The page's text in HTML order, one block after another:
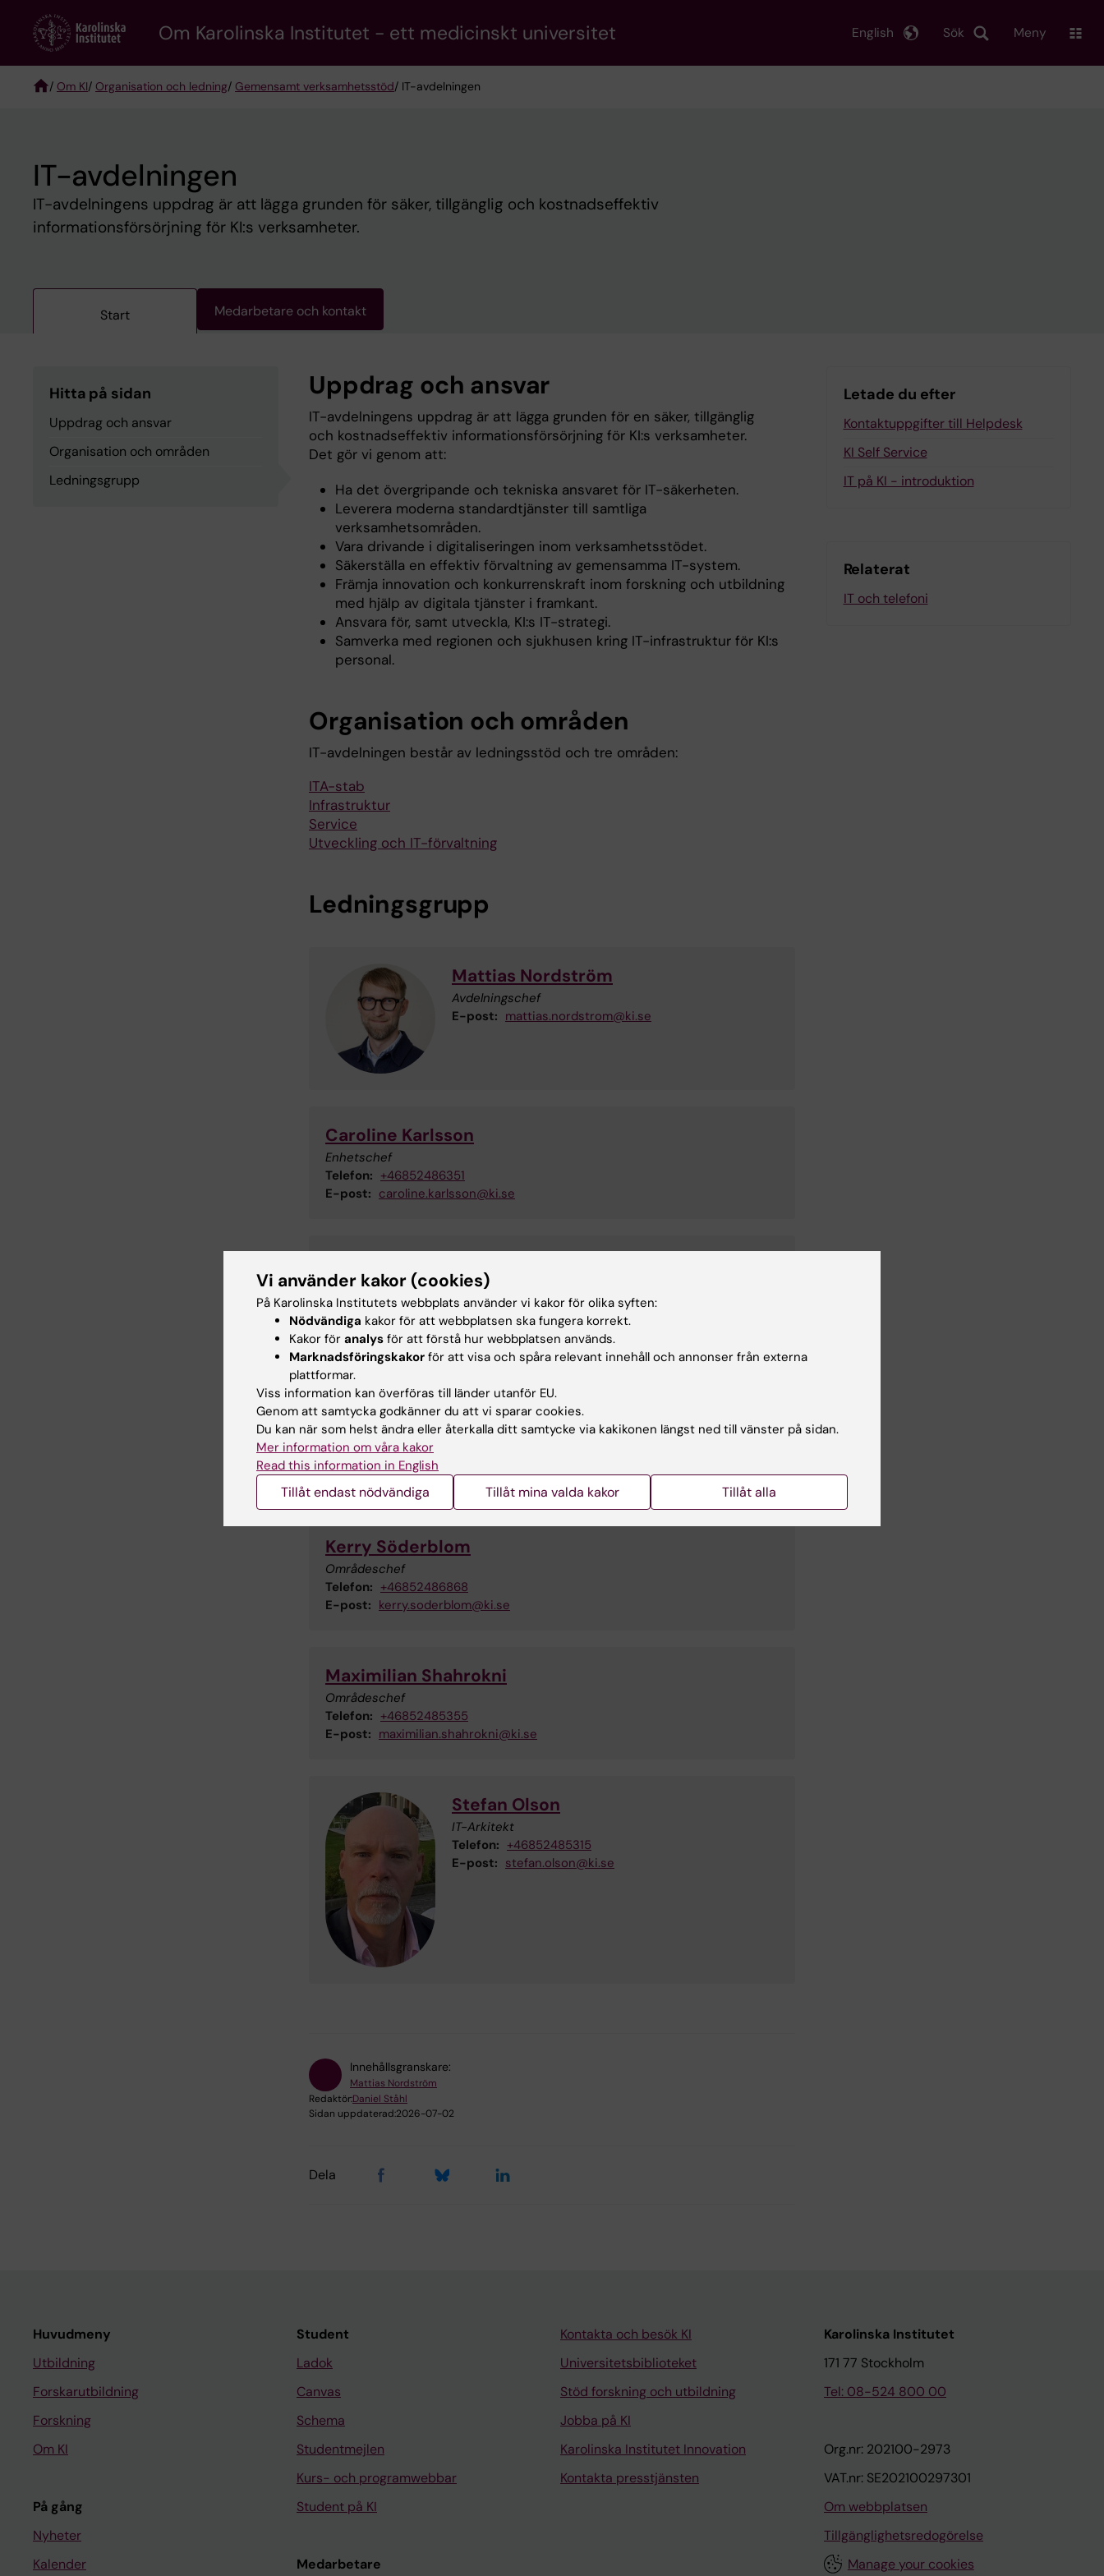
content
Om Karolinska Institutet - ett medicinskt universitet Sök
English Meny
/ Om KI/ Organisation och ledning/ Gemensamt verksamhetsstöd/ IT-avdelningen
IT-avdelningen
IT-avdelningens uppdrag är att lägga grunden för säker, tillgänglig och kostnadseffektiv
informationsförsörjning för KI:s verksamheter.
Start Medarbetare och kontakt
Hitta på sidan
Uppdrag och ansvar
Organisation och områden
Ledningsgrupp
Uppdrag och ansvar
IT-avdelningens uppdrag är att lägga grunden för en säker, tillgänglig
och kostnadseffektiv informationsförsörjning för KI:s verksamheter.
Det gör vi genom att:
Ha det övergripande och tekniska ansvaret för IT-säkerheten.
Leverera moderna standardtjänster till samtliga
verksamhetsområden.
Vara drivande i digitaliseringen inom verksamhetsstödet.
Säkerställa en effektiv förvaltning av gemensamma IT-system.
Främja innovation och konkurrenskraft inom forskning och utbildning
med hjälp av digitala tjänster i framkant.
Ansvara för, samt utveckla, KI:s IT-strategi.
Samverka med regionen och sjukhusen kring IT-infrastruktur för KI:s
personal.
Organisation och områden
IT-avdelningen består av ledningsstöd och tre områden:
ITA-stab
Infrastruktur
Service
Utveckling och IT-förvaltning
Ledningsgrupp
Mattias Nordström
Avdelningschef
E-post: mattias.nordstrom@ki.se
Caroline Karlsson
Enhetschef
Telefon: +46852486351
E-post: caroline.karlsson@ki.se
IT-Säkerhetsspecialist
Telefon: +46852486572
E-post: fredrik.wallstrom@ki.se
Fredrik von Feilitzen
Områdeschef
Telefon: +46852487032
Kerry Söderblom
Områdeschef
Telefon: +46852486868
E-post: kerry.soderblom@ki.se
Maximilian Shahrokni
Områdeschef
Telefon: +46852485355
E-post: maximilian.shahrokni@ki.se
Stefan Olson
IT-Arkitekt
Telefon: +46852485315
E-post: stefan.olson@ki.se
Letade du efter
Kontaktuppgifter till Helpdesk
KI Self Service
IT på KI - introduktion
Relaterat
IT och telefoni
Innehållsgranskare:
Mattias Nordström
Redaktör:Daniel Ståhl
Sidan uppdaterad:2026-07-02
Dela
Huvudmeny
Utbildning
Forskarutbildning
Forskning
Om KI
På gång
Nyheter
Kalender
Student
Ladok
Canvas
Schema
Studentmejlen
Kurs- och programwebbar
Student på KI
Medarbetare
Kontakta och besök KI
Universitetsbiblioteket
Stöd forskning och utbildning
Jobba på KI
Karolinska Institutet Innovation
Kontakta presstjänsten
Karolinska Institutet
171 77 Stockholm
Tel: 08-524 800 00
Org.nr: 202100-2973
VAT.nr: SE202100297301
Om webbplatsen
Tillgänglighetsredogörelse
Manage your cookies
Vi använder kakor (cookies)
På Karolinska Institutets webbplats använder vi kakor för olika syften:
Nödvändiga kakor för att webbplatsen ska fungera korrekt.
Kakor för analys för att förstå hur webbplatsen används.
Marknadsföringskakor för att visa och spåra relevant innehåll och annonser från externa
plattformar.
Viss information kan överföras till länder utanför EU.
Genom att samtycka godkänner du att vi sparar cookies.
Du kan när som helst ändra eller återkalla ditt samtycke via kakikonen längst ned till vänster på sidan.
Mer information om våra kakor
Read this information in English
Tillåt endast nödvändiga Tillåt mina valda kakor Tillåt alla